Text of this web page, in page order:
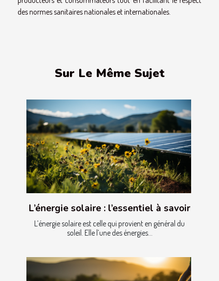
des normes sanitaires nationales et internationales.
Sur Le Même Sujet
L’énergie solaire : l’essentiel à savoir
L’énergie solaire est celle qui provient en général du
soleil. Elle l’une des énergies...